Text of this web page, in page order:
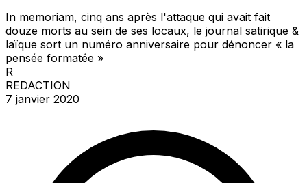
In memoriam, cinq ans après l'attaque qui avait fait
douze morts au sein de ses locaux, le journal satirique &
laïque sort un numéro anniversaire pour dénoncer « la
pensée formatée »
R
REDACTION
7 janvier 2020